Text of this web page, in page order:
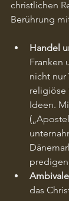
christlichen
Berührung
Handel
Franken
nicht nur
religiöse
Ideen.
das